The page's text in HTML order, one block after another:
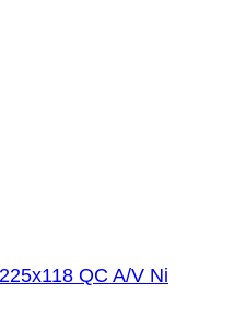
QC A/V Ni